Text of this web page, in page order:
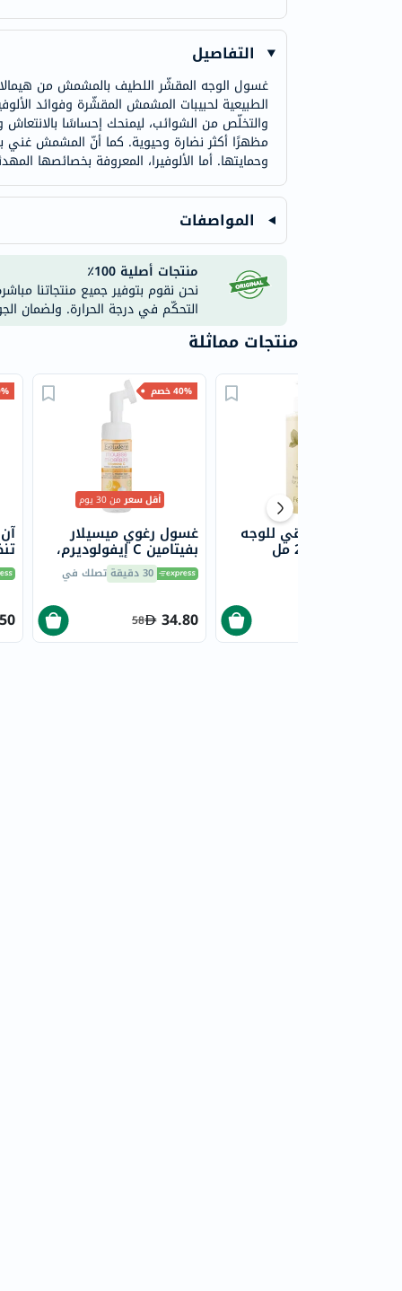
التفاصيل
غسول الوجه المقشّر اللطيف بالمشمش من
الطبيعية لحبيبات المشمش المقشّرة وفوائد
والتخلّص من الشوائب، ليمنحك إحساسًا
مظهرًا أكثر نضارة وحيوية. كما أنّ المشمش غني
وحمايتها. أما الألوفيرا، المعروفة بخصائصها
المواصفات
منتجات أصلية 100٪
نحن نقوم بتوفير جميع منتجاتنا
التحكّم في درجة الحرارة. ولضمان
منتجات مماثلة
40% خصم
أقل سعرمن 30 يوم
غسول رغوي ميسيلار
بفيتامين C إيفولوديرم،
150 مل 30 دقيقة تصلك في
34.80
58
غسول جل منقي للوجه